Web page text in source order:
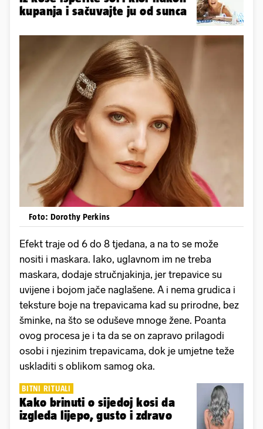
kupanja i sačuvajte ju od sunca
Foto: Dorothy Perkins
Efekt traje od 6 do 8 tjedana, a na to se može
nositi i maskara. Iako, uglavnom im ne treba
maskara, dodaje stručnjakinja, jer trepavice su
uvijene i bojom jače naglašene. A i nema grudica i
teksture boje na trepavicama kad su prirodne, bez
šminke, na što se oduševe mnoge žene. Poanta
ovog procesa je i ta da se on zapravo prilagodi
osobi i njezinim trepavicama, dok je umjetne teže
uskladiti s oblikom samog oka.
BITNI RITUALI
Kako brinuti o sijedoj kosi da
izgleda lijepo, gusto i zdravo